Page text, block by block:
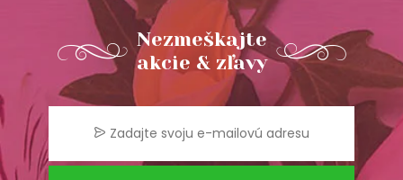
Nezmeškajte
akcie & zľavy